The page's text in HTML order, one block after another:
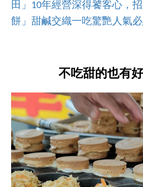
田」10年經營深得饕客心，
餅」甜鹹交織一吃驚艷人氣
不吃甜的也有